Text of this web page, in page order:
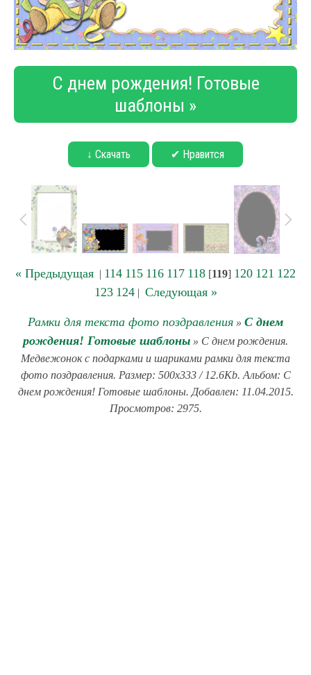
С днем рождения! Готовые
шаблоны »
↓ Скачать ✔ Нравится
« Предыдущая | 114 115 116 117 118 [119] 120 121 122
123 124| Следующая »
Рамки для текста фото поздравления » С днем
рождения! Готовые шаблоны » С днем рождения.
Медвежонок с подарками и шариками рамки для текста
фото поздравления. Размер: 500x333 / 12.6Kb. Альбом: С
днем рождения! Готовые шаблоны. Добавлен: 11.04.2015.
Просмотров: 2975.